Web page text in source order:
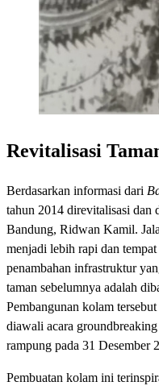
Revitalisasi
Berdasarkan informasi dari
tahun 2014 direvitalisasi dan
Bandung, Ridwan Kamil.
menjadi lebih rapi dan
penambahan infrastruktur
taman sebelumnya adalah
Pembangunan kolam
diawali acara
rampung pada 31 Desember
Pembuatan kolam ini